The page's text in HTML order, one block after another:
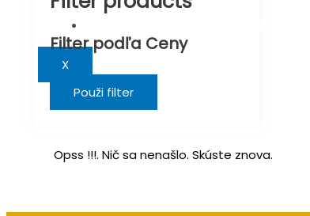
X
Filter podľa Ceny
Použi filter
Opss !!!. Nič sa nenašlo. Skúste znova.